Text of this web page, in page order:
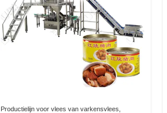
Productielijn voor vlees van varkensvlees,